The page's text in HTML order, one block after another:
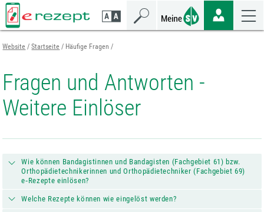
Zum
Seiteninhalt
springen
Zur
Navigation
springen
Zur
Mobilen
Navigation
springen
Website Startseite Häufige Fragen
Fragen und Antworten -
Weitere Einlöser
Wie können Bandagistinnen und Bandagisten (Fachgebiet 61) bzw.
Orthopädietechnikerinnen und Orthopädietechniker (Fachgebiet 69)
e‑Rezepte einlösen?
Welche Rezepte können wie eingelöst werden?